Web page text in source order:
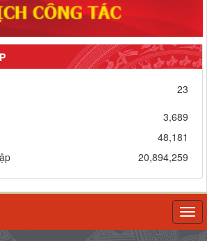
23
3,689
48,181
20,894,259